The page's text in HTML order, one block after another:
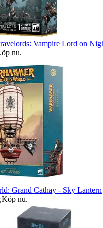
Vampire Lord on
nu.
Grand Cathay - Sky Lantern
,Köp nu.